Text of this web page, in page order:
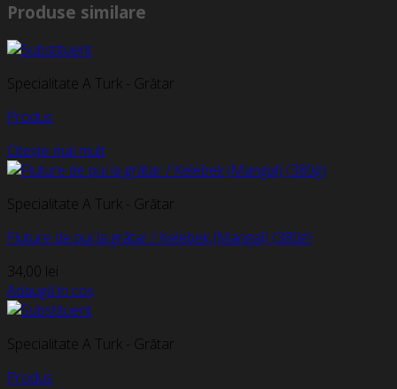
Produse similare
Specialitate A Turk - Grătar
Produs
Citește mai mult
Specialitate A Turk - Grătar
Fluture de pui la grătar / Kelebek (Mangal) (380g)
34,00 lei
Adaugă în coș
Specialitate A Turk - Grătar
Produs